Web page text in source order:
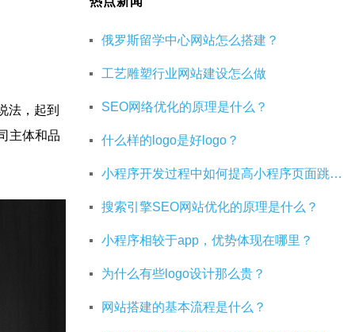
法，起到
主体和品
俄罗斯留学中心网站怎么搭建？
工艺雕塑行业网站建设怎么做
SEO网络优化的原理是什么？
什么样的logo是好logo？
小程序开发过程中如何提高小程序页面跳转的效率
搜索引擎SEO网站优化的原理是什么？
小程序相较于app，优势体现在哪里？
为什么有些logo设计那么贵？
网站搭建的基本流程是什么？